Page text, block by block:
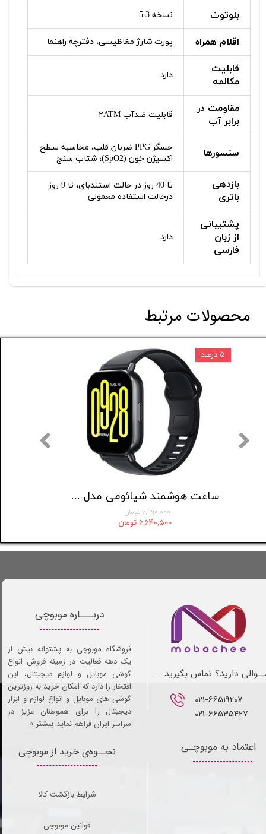
بلوتوث نسخه 5.3
اقلام همراه پورت شارژ مغاظیسی، دفترچه راهنما
قابلیت
مکالمه
دارد
مقاومت در
برابر آب
قابلیت ضدآب ۲ATM
سنسورها
حسگر PPG ضربان قلب، محاسبه سطح
اکسیژن خون (SpO2)، شتاب‌ سنج
بازدهی
باتری
تا 40 روز در حالت استندبای، تا 9 روز
درحالت استفاده معمولی
پشتیبانی
از زبان
فارسی
دارد
محصولات مرتبط
ساعت هوشمند شیائومی مدل Redmi Watch 5 Active
۶,۹۹۰,۰۰۰ تومان
۶,۶۴۰,۵۰۰ تومان
۵ درصد
021-66519207​​​​​​​
021-66535427
دارید؟ تماس بگیرید . .
نحــوه‌ی خرید از موبوچی
شرایط بازگشت کالا
قوانین موبوچی
اعتماد به موبوچـی
دربـــاره موبوچی
فروشگاه موبوچی به پشتوانه بیش از
یک دهه فعالیت در زمینه فروش انواع
گوشی موبایل و لوازم دیجیتال، این
افتخار را دارد که امکان خرید به روزترین
گوشی های موبایل و انواع لوازم و ابزار
دیجیتال را برای هموطنان عزیز در
سراسر ایران فراهم نماید.بیشتر »